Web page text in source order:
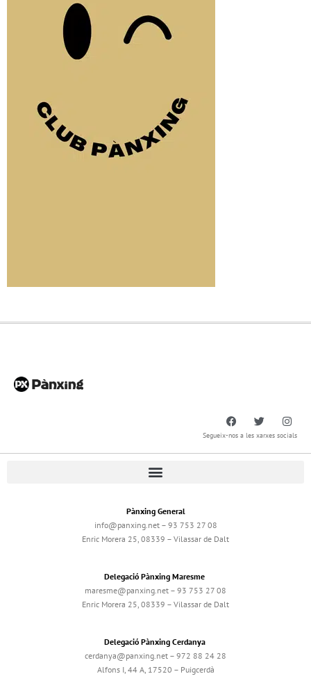
Segueix-nos a les xarxes socials
Pànxing General
info@panxing.net – 93 753 27 08
Enric Morera 25, 08339 – Vilassar de Dalt
Delegació Pànxing Maresme
maresme@panxing.net – 93 753 27 08
Enric Morera 25, 08339 – Vilassar de Dalt
Delegació Pànxing Cerdanya
cerdanya@panxing.net – 972 88 24 28
Alfons I, 44 A, 17520 – Puigcerdà